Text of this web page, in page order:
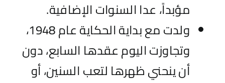
مؤبداً، عدا السنوات الإضافية.
ولدت مع بداية الحكاية عام 1948،
وتجاوزت اليوم عقدها السابع، دون
أن ينحني ظهرها لتعب السنين، أو